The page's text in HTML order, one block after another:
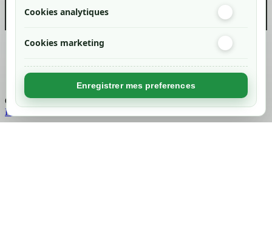
Cookies analytiques
Cookies marketing
Enregistrer mes preferences
Created byNageoconcept
Chargement...
Retour en haut